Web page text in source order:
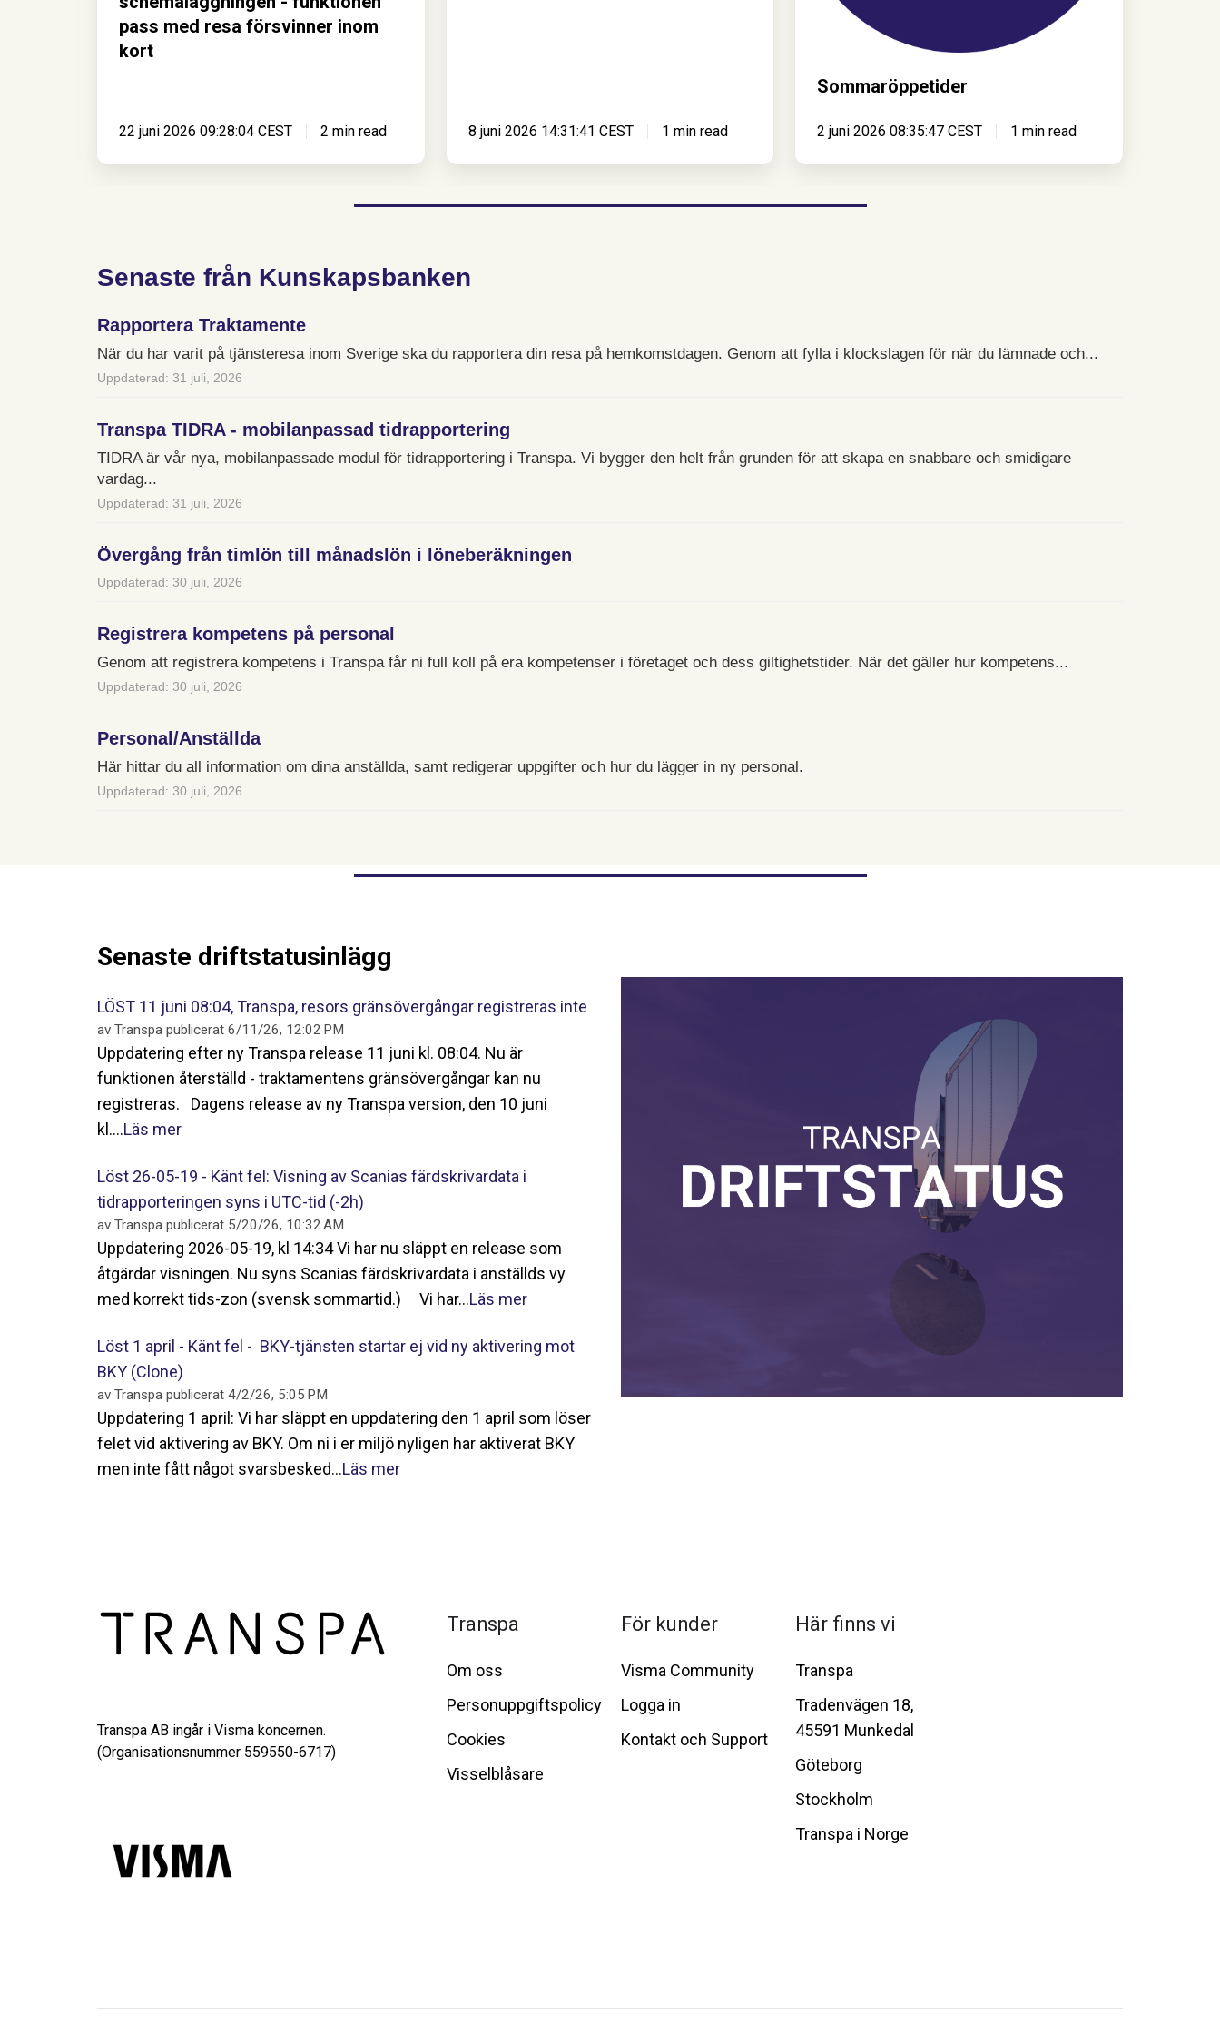
pass med resa försvinner inom
kort
22 juni 2026 09:28:04 CEST 2 min read 8 juni 2026 14:31:41 CEST 1 min read
Sommaröppetider
2 juni 2026 08:35:47 CEST 1 min read
Senaste från Kunskapsbanken
Rapportera Traktamente
När du har varit på tjänsteresa inom Sverige ska du rapportera din resa på hemkomstdagen. Genom att fylla i klockslagen för när du lämnade och...
Uppdaterad: 31 juli, 2026
Transpa TIDRA - mobilanpassad tidrapportering
TIDRA är vår nya, mobilanpassade modul för tidrapportering i Transpa. Vi bygger den helt från grunden för att skapa en snabbare och smidigare
vardag...
Uppdaterad: 31 juli, 2026
Övergång från timlön till månadslön i löneberäkningen
Uppdaterad: 30 juli, 2026
Registrera kompetens på personal
Genom att registrera kompetens i Transpa får ni full koll på era kompetenser i företaget och dess giltighetstider. När det gäller hur kompetens...
Uppdaterad: 30 juli, 2026
Personal/Anställda
Här hittar du all information om dina anställda, samt redigerar uppgifter och hur du lägger in ny personal.
Uppdaterad: 30 juli, 2026
Senaste driftstatusinlägg
LÖST 11 juni 08:04, Transpa, resors gränsövergångar registreras inte
av Transpa publicerat 6/11/26, 12:02 PM
Uppdatering efter ny Transpa release 11 juni kl. 08:04. Nu är
funktionen återställd - traktamentens gränsövergångar kan nu
registreras. Dagens release av ny Transpa version, den 10 juni
kl....Läs mer
Löst 26-05-19 - Känt fel: Visning av Scanias färdskrivardata i
tidrapporteringen syns i UTC-tid (-2h)
av Transpa publicerat 5/20/26, 10:32 AM
Uppdatering 2026-05-19, kl 14:34 Vi har nu släppt en release som
åtgärdar visningen. Nu syns Scanias färdskrivardata i anställds vy
med korrekt tids-zon (svensk sommartid.) Vi har...Läs mer
Löst 1 april - Känt fel - BKY-tjänsten startar ej vid ny aktivering mot
BKY (Clone)
av Transpa publicerat 4/2/26, 5:05 PM
Uppdatering 1 april: Vi har släppt en uppdatering den 1 april som löser
felet vid aktivering av BKY. Om ni i er miljö nyligen har aktiverat BKY
men inte fått något svarsbesked...Läs mer
Transpa AB ingår i Visma koncernen.
(Organisationsnummer 559550-6717)
Transpa
Om oss
Personuppgiftspolicy
Cookies
Visselblåsare
För kunder
Visma Community
Logga in
Kontakt och Support
Här finns vi
Transpa
Tradenvägen 18,
45591 Munkedal
Göteborg
Stockholm
Transpa i Norge